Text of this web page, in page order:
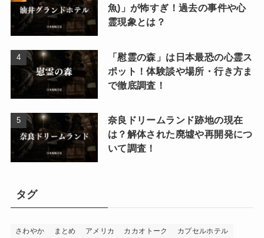
魚)」が怖すぎ！過去の事件や心
霊現象とは？
「慰霊の森」は日本最恐の心霊ス
ポット！体験談や場所・行き方ま
で徹底調査！
奈良ドリームランド跡地の現在
は？解体された廃墟や再開発につ
いて調査！
タグ
さわやか まとめ アメリカ カカオトーク カプセルホテル